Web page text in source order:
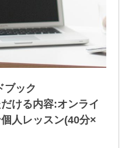
ブック
ける内容:オンライ
人レッスン(40分×